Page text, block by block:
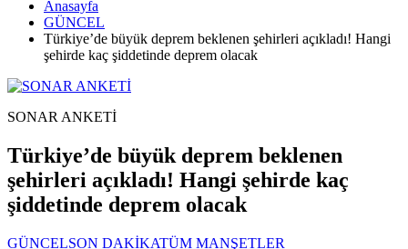
Anasayfa
GÜNCEL
Türkiye’de büyük deprem beklenen şehirleri açıkladı! Hangi
şehirde kaç şiddetinde deprem olacak
SONAR ANKETİ
Türkiye’de büyük deprem beklenen
şehirleri açıkladı! Hangi şehirde kaç
şiddetinde deprem olacak
GÜNCELSON DAKİKATÜM MANŞETLER